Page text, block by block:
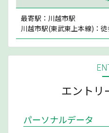
最寄駅：川越市駅
川越市駅(東武東上本線)：
エントリ
パーソナルデータ